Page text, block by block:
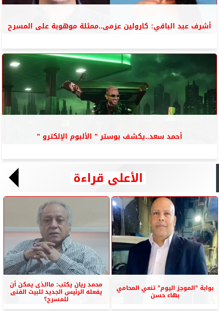
أشرف عبد الباقي: كارولين عزمى..ممثلة موهوبة على المسرح
أحمد سعد..يكشف بوستر ” الألبوم الإلكترو ”
الأعلى قراءة
بوابة ”الموجز اليوم” تنعي المحامي
بهاء حسن
محمد ريان يكتب: ماالذى يمكن أن
يفعله الرئيس الجديد للبيت الفنى
للمسرح؟